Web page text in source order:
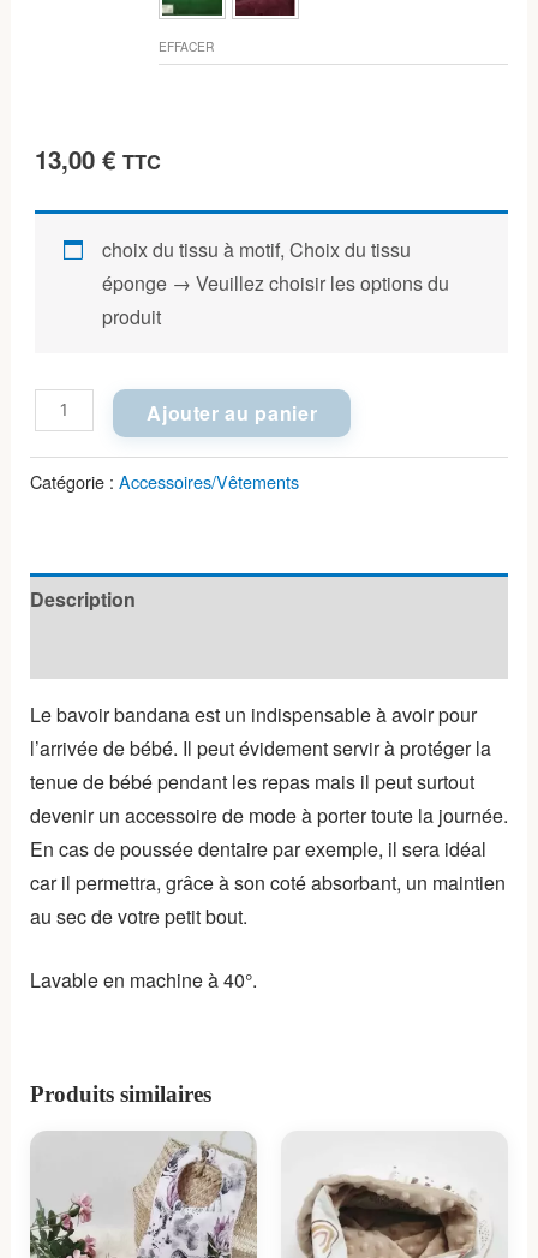
EFFACER
13,00 € TTC
choix du tissu à motif, Choix du tissu
éponge→ Veuillez choisir les options du
produit
quantité
de
Bavoir
personnaliser
Ajouter au panier
Catégorie : Accessoires/Vêtements
Description
Le bavoir bandana est un indispensable à avoir pour
l’arrivée de bébé. Il peut évidement servir à protéger la
tenue de bébé pendant les repas mais il peut surtout
devenir un accessoire de mode à porter toute la journée.
En cas de poussée dentaire par exemple, il sera idéal
car il permettra, grâce à son coté absorbant, un maintien
au sec de votre petit bout.
Lavable en machine à 40°.
Produits similaires